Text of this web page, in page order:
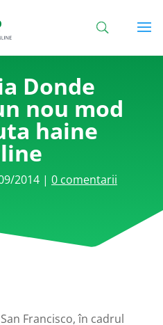
Donde
nou mod
haine
2014| 0 comentarii
Francisco, în cadrul